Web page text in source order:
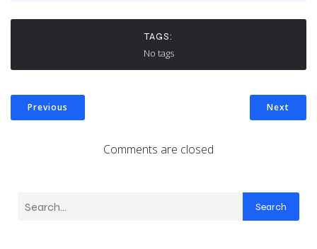
TAGS:
No tags
Previous Next
Comments are closed
Search